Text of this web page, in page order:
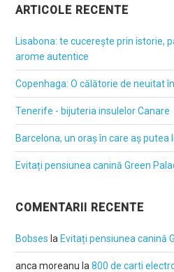
ARTICOLE RECENTE
Lisabona: te cucerește prin istorie,
arome autentice
Copenhaga: O călătorie de neuitat
Tenerife - bijuteria insulelor Canare
Barcelona, un oraș în care aș putea
Evitați pensiunea canină Green
COMENTARII RECENTE
Bobses la Evitați pensiunea canină
anca moreanu la800 de carti